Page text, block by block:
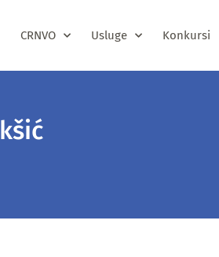
CRNVO Usluge Konkursi